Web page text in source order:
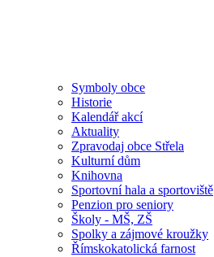
Symboly obce
Historie
Kalendář akcí
Aktuality
Zpravodaj obce Střela
Kulturní dům
Knihovna
Sportovní hala a sportoviště
Penzion pro seniory
Školy - MŠ, ZŠ
Spolky a zájmové kroužky
Římskokatolická farnost